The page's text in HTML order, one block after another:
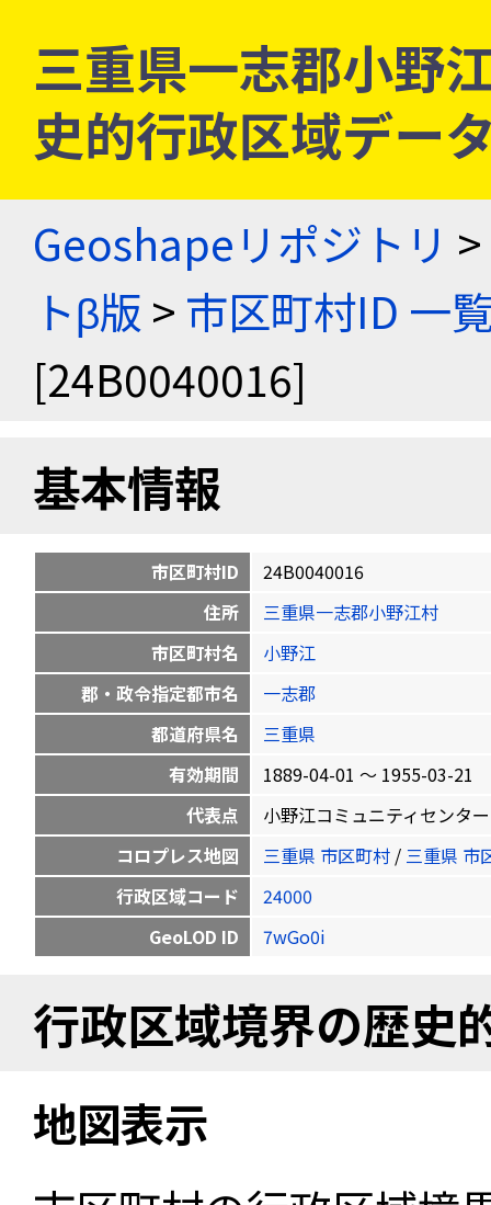
三重県一志郡小野
史的行政区域デー
Geoshapeリポジトリ >
トβ版 > 市区町村ID 一
[24B0040016]
基本情報
市区町村ID
24B0040016
住所
三重県一志郡小野江村
市区町村名
小野江
郡・政令指定都市名
一志郡
都道府県名
三重県
有効期間
1889-04-01 〜 1955-03-21
代表点
小野江コミュニティセンタ
コロプレス地図
三重県 市区町村 / 三重県 市
行政区域コード
24000
GeoLOD ID
7wGo0i
行政区域境界の歴史
地図表示